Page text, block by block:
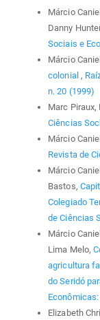
Márcio
Danny
Sociais e
Márcio
colonial ,
n. 20 (1999)
Marc Piraux,
Ciências
Márcio
Revista de
Márcio
Bastos,
Colegiado
de Ciências
Márcio
Lima Melo,
agricultura
do Seridó
Econômicas:
Elizabeth